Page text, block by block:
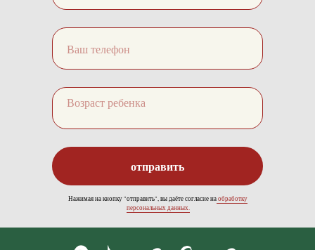
отправить
Нажимая на кнопку "отправить", вы даёте согласие наобработку
персональных данных.